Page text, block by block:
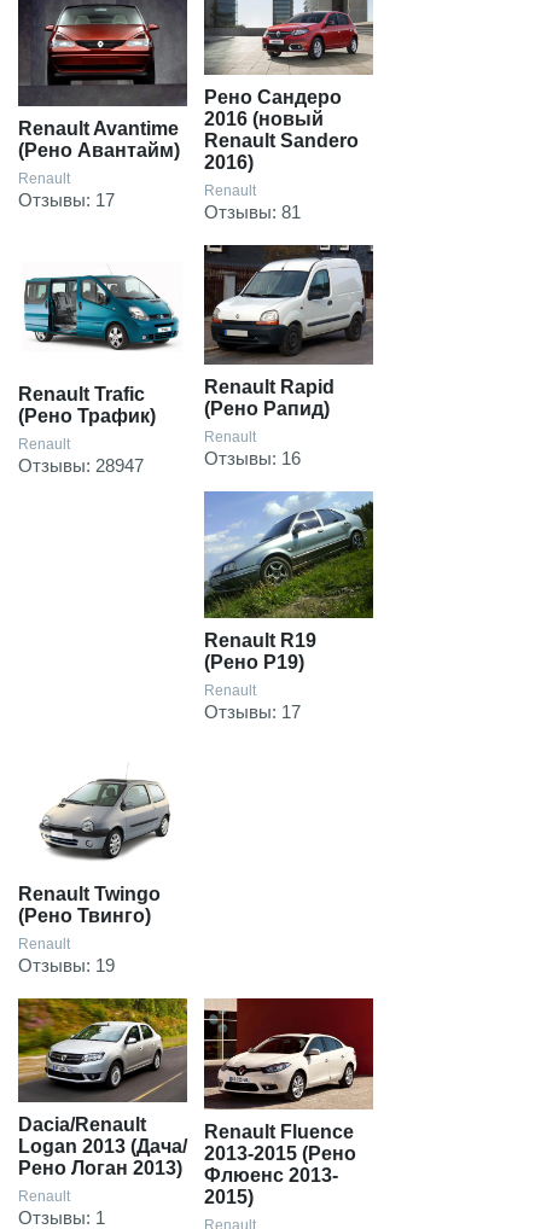
Renault Avantime
(Рено Авантайм)
Renault
Отзывы: 17
Рено Сандеро
2016 (новый
Renault Sandero
2016)
Renault
Отзывы: 81
Renault Trafic
(Рено Трафик)
Renault
Отзывы: 28947
Renault Rapid
(Рено Рапид)
Renault
Отзывы: 16
Renault R19
(Рено Р19)
Renault
Отзывы: 17
Renault Twingo
(Рено Твинго)
Renault
Отзывы: 19
Dacia/Renault
Logan 2013 (Дача/
Рено Логан 2013)
Renault
Отзывы: 1
Renault Fluence
2013-2015 (Рено
Флюенс 2013-
2015)
Renault